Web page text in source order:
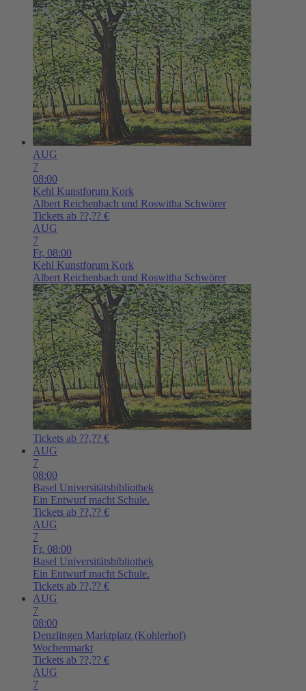
AUG
7
08:00
Kehl Kunstforum Kork
Albert Reichenbach und Roswitha Schwörer
Tickets ab ??,?? €
AUG
7
Fr, 08:00
Kehl Kunstforum Kork
Albert Reichenbach und Roswitha Schwörer
Tickets ab ??,?? €
AUG
7
08:00
Basel Universitätsbibliothek
Ein Entwurf macht Schule.
Tickets ab ??,?? €
AUG
7
Fr, 08:00
Basel Universitätsbibliothek
Ein Entwurf macht Schule.
Tickets ab ??,?? €
AUG
7
08:00
Denzlingen Marktplatz (Kohlerhof)
Wochenmarkt
Tickets ab ??,?? €
AUG
7